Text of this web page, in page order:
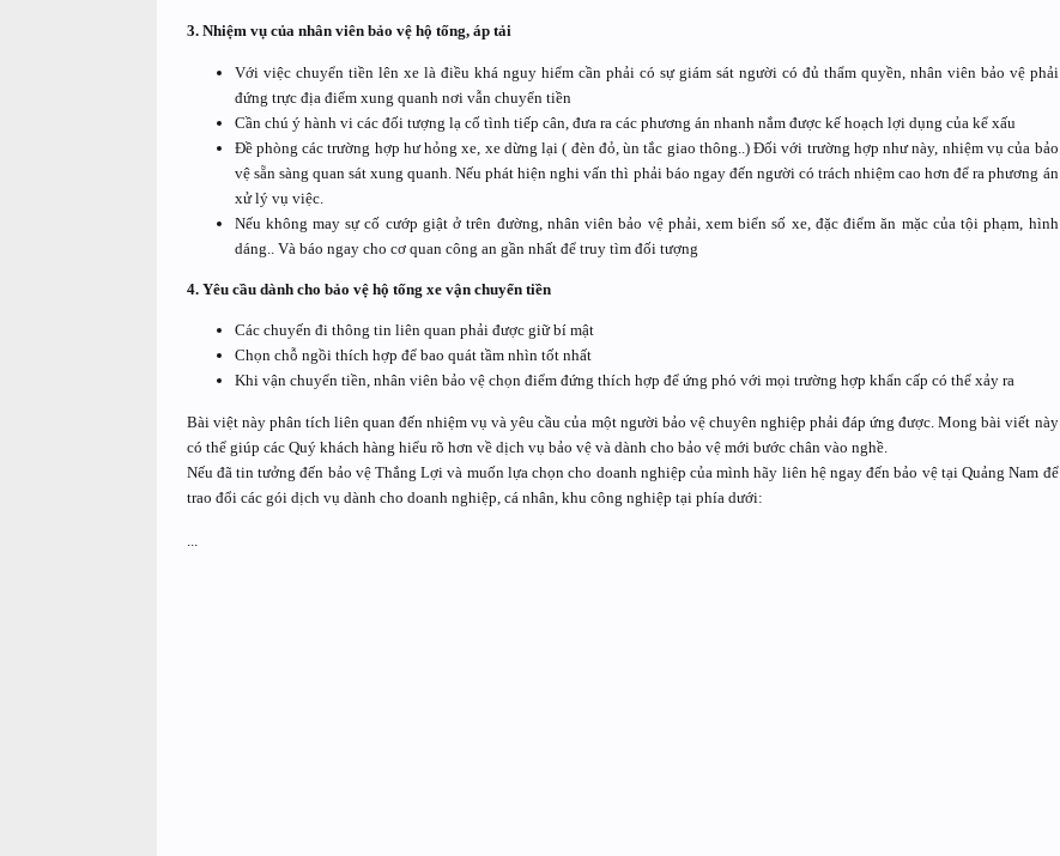
3. Nhiệm vụ của nhân viên bảo vệ hộ tống, áp tải
Với việc chuyển tiền lên xe là điều khá nguy hiểm cần phải có sự giám sát người có đủ thẩm quyền, nhân viên bảo vệ phải
đứng trực địa điểm xung quanh nơi vẫn chuyển tiền
Cần chú ý hành vi các đối tượng lạ cố tình tiếp cân, đưa ra các phương án nhanh nắm được kế hoạch lợi dụng của kể xấu
Đề phòng các trường hợp hư hỏng xe, xe dừng lại ( đèn đỏ, ùn tắc giao thông..) Đối với trường hợp như này, nhiệm vụ của bảo
vệ sẵn sàng quan sát xung quanh. Nếu phát hiện nghi vấn thì phải báo ngay đến người có trách nhiệm cao hơn để ra phương án
xử lý vụ việc.
Nếu không may sự cố cướp giật ở trên đường, nhân viên bảo vệ phải, xem biển số xe, đặc điểm ăn mặc của tội phạm, hình
dáng.. Và báo ngay cho cơ quan công an gần nhất để truy tìm đối tượng
4. Yêu cầu dành cho bảo vệ hộ tống xe vận chuyển tiền
Các chuyến đi thông tin liên quan phải được giữ bí mật
Chọn chỗ ngồi thích hợp để bao quát tầm nhìn tốt nhất
Khi vận chuyển tiền, nhân viên bảo vệ chọn điểm đứng thích hợp để ứng phó với mọi trường hợp khẩn cấp có thể xảy ra
Bài việt này phân tích liên quan đến nhiệm vụ và yêu cầu của một người bảo vệ chuyên nghiệp phải đáp ứng được. Mong bài viết này
có thể giúp các Quý khách hàng hiểu rõ hơn về dịch vụ bảo vệ và dành cho bảo vệ mới bước chân vào nghề.
Nếu đã tin tưởng đến bảo vệ Thắng Lợi và muốn lựa chọn cho doanh nghiệp của mình hãy liên hệ ngay đến bảo vệ tại Quảng Nam để
trao đổi các gói dịch vụ dành cho doanh nghiệp, cá nhân, khu công nghiệp tại phía dưới: